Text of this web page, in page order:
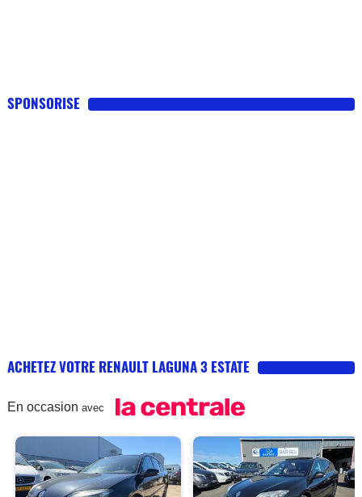
SPONSORISE
ACHETEZ VOTRE RENAULT LAGUNA 3 ESTATE
En occasion avec